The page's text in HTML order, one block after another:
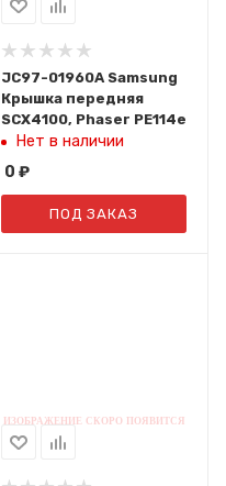
JC97-01960A Samsung
Крышка передняя
SCX4100, Phaser PE114e
Нет в наличии
0 ₽
ПОД ЗАКАЗ